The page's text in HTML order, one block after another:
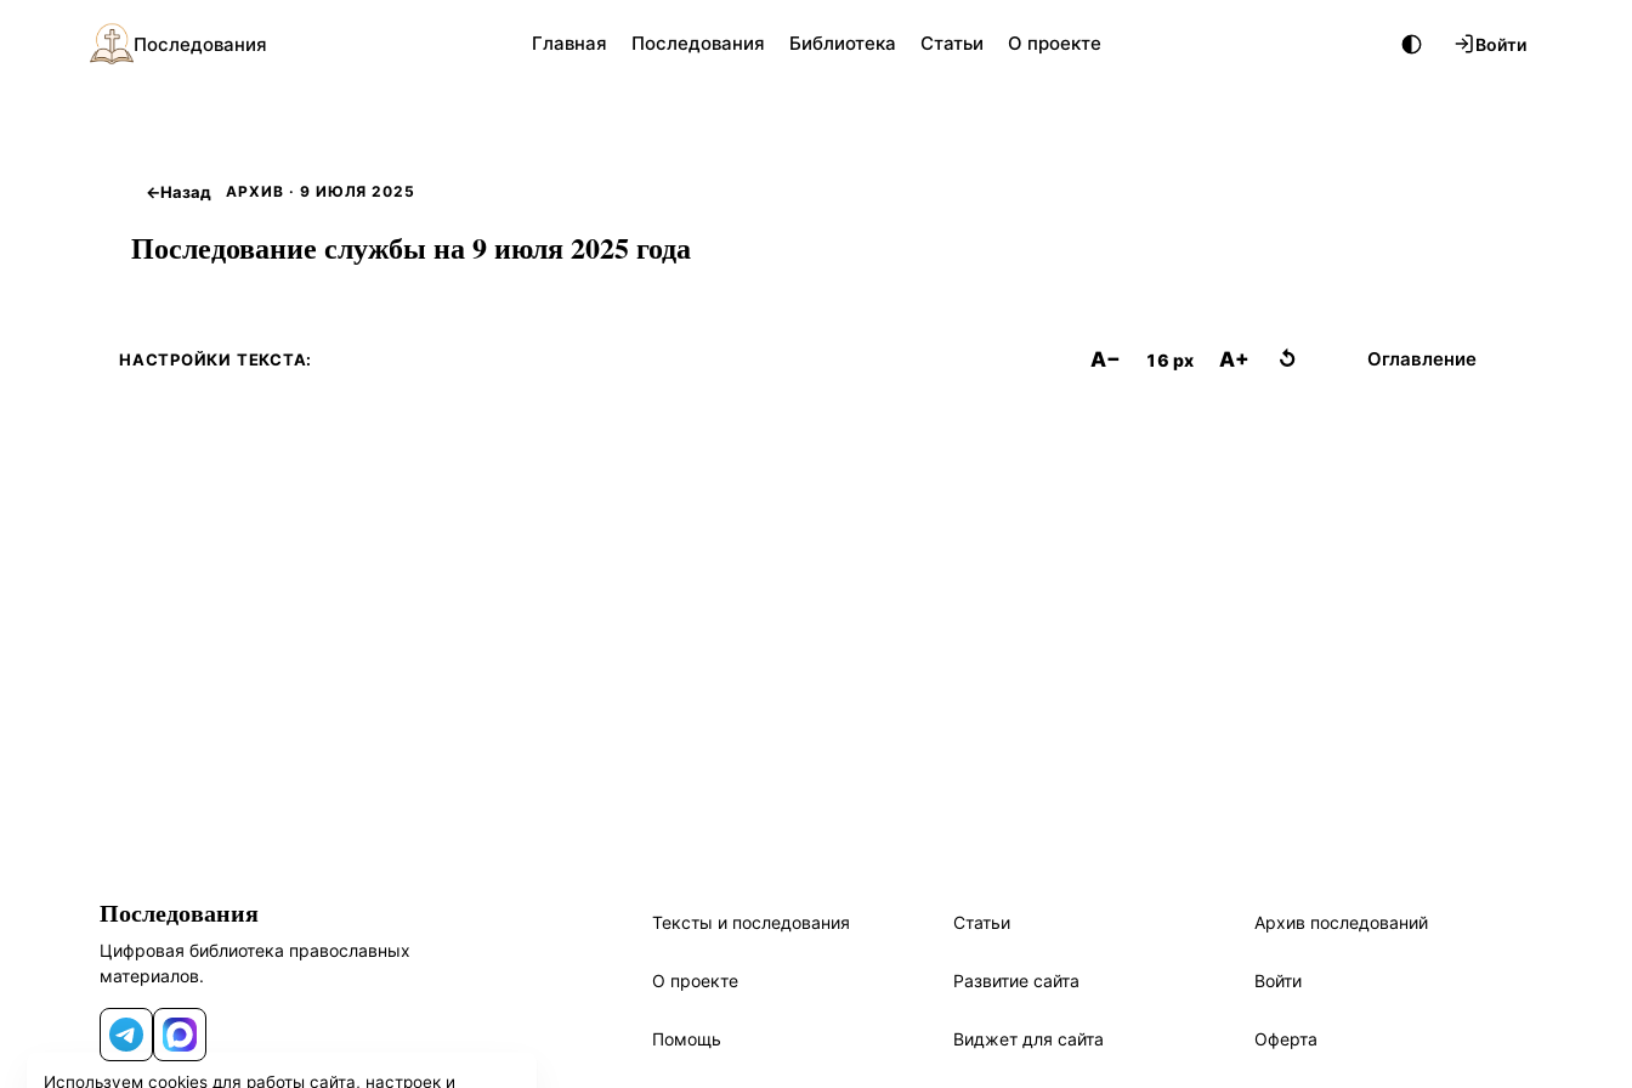
Последования Главная Последования Библиотека Статьи О проекте Войти
←Назад АРХИВ · 9 ИЮЛЯ 2025
Последование службы на 9 июля 2025 года
НАСТРОЙКИ ТЕКСТА: A− 16 px A+ ↺ Оглавление
Последования
Цифровая библиотека православных
материалов.
Telegram
MAX
Тексты и последования Статьи Архив последований
О проекте Развитие сайта Войти
Помощь Виджет для сайта Оферта
Используем cookies для работы сайта, настроек и